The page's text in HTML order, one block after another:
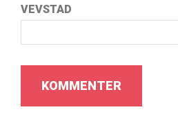
VEVSTAD